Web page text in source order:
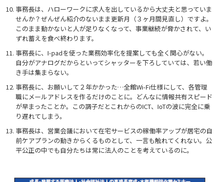
事務長は、ハローワークに求人を出しているから大丈夫と思っていま
せんか？ぜんぜん紹介のないまま更新月（３ヶ月間見直し）ですよ。
このまま動かないと人が足りなくなって、事業継続が脅かされて、い
ずれ蓄えを食べ終わります。
事務長に、I-padを使った業務効率化を提案しても全く関心がない。
自分がアナログだからといってシャッターを下ろしていては、若い働
き手は集まらない。
事務長に、お願いして２年かかった…全館Wi-Fi仕様にして、各管理
職にメールアドレスを作るだけのことに。どんなに情報共有スピード
が早まったことか。この調子だとこれからのICT、IoTの波に完全に乗
り遅れてしまう。
事務長は、営業会議において在宅サービスの稼働率アップが居宅の自
前ケアプランの動きからくるものとして、一言も触れてくれない。公
平公正の中でも自分たちは常に法人のことを考えているのに。